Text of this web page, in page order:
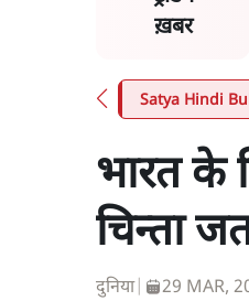
ख़बर
Satya Hindi
भारत के
चिन्ता
दुनिया| 29 MAR,